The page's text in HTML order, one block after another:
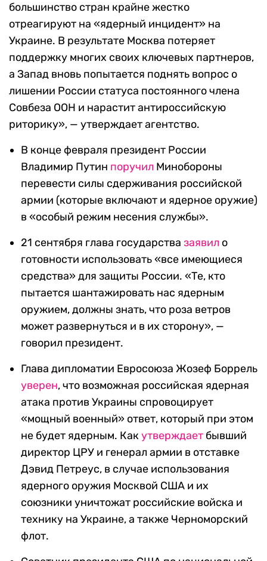
большинство стран крайне жестко
отреагируют на «ядерный инцидент» на
Украине. В результате Москва потеряет
поддержку многих своих ключевых партнеров,
а Запад вновь попытается поднять вопрос о
лишении России статуса постоянного члена
Совбеза ООН и нарастит антироссийскую
риторику», — утверждает агентство.
В конце февраля президент России
Владимир Путин поручил Минобороны
перевести силы сдерживания российской
армии (которые включают и ядерное оружие)
в «особый режим несения службы».
21 сентября глава государства заявил о
готовности использовать «все имеющиеся
средства» для защиты России. «Те, кто
пытается шантажировать нас ядерным
оружием, должны знать, что роза ветров
может развернуться и в их сторону», —
говорил президент.
Глава дипломатии Евросоюза Жозеф Боррель
уверен, что возможная российская ядерная
атака против Украины спровоцирует
«мощный военный» ответ, который при этом
не будет ядерным. Какутверждает бывший
директор ЦРУ и генерал армии в отставке
Дэвид Петреус, в случае использования
ядерного оружия Москвой США и их
союзники уничтожат российские войска и
технику на Украине, а также Черноморский
флот.